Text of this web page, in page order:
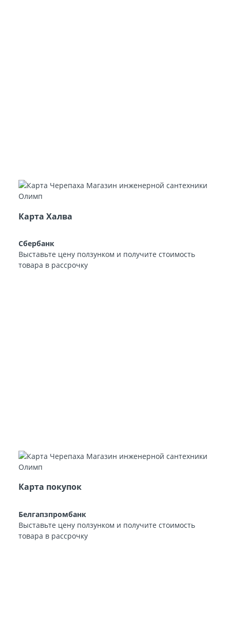
Карта Халва
Сбербанк
Выставьте цену ползунком и получите стоимость
товара в рассрочку
Карта покупок
Белгапзпромбанк
Выставьте цену ползунком и получите стоимость
товара в рассрочку